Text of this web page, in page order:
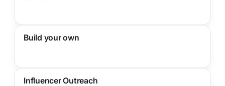
Build your own
Influencer Outreach